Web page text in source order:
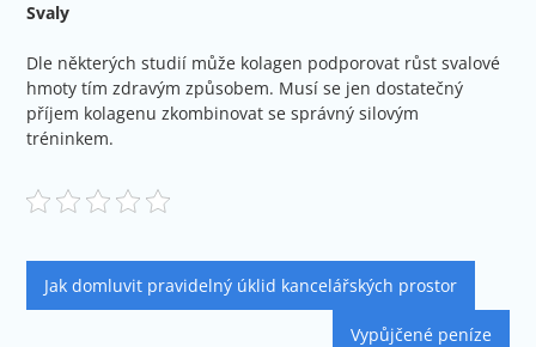
Svaly
Dle některých studií může kolagen podporovat růst svalové
hmoty tím zdravým způsobem. Musí se jen dostatečný
příjem kolagenu zkombinovat se správný silovým
tréninkem.
Navigace
pro
Jak domluvit pravidelný úklid kancelářských prostor
Vypůjčené peníze